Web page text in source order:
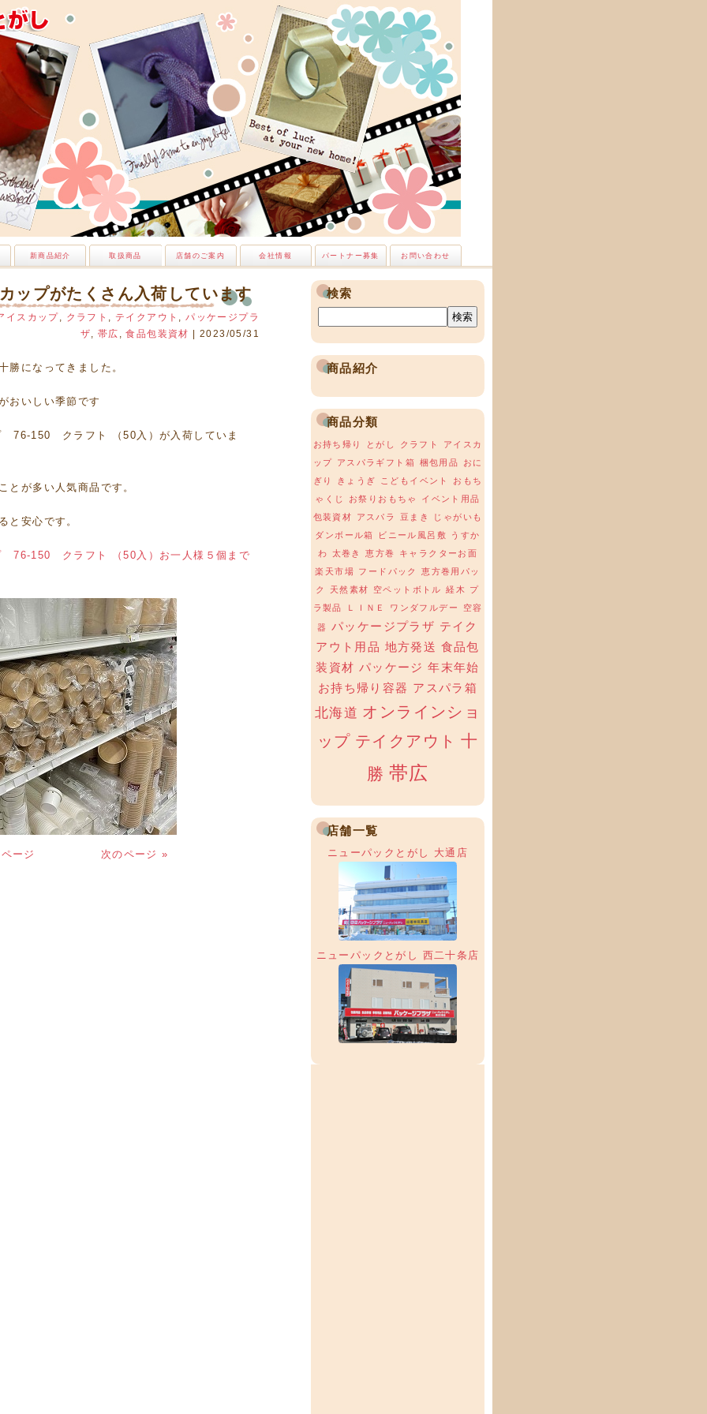
新商品紹介 取扱商品 店舗のご案内 会社情報 パートナー募集 お問い合わせ
ップがたくさん入荷しています
イスカップ, クラフト , テイクアウト ,パッケージプラ
ザ, 帯広 ,食品包装資材 | 2023/05/31
勝になってきました。
おいしい季節です
150 クラフト （50入）が入荷していま
とが多い人気商品です。
と安心です。
150 クラフト （50入）お一人様５個まで
ージ 次のページ »
検索
商品紹介
商品分類
お持ち帰り とがし クラフト
アイスカ
ップ
アスパラギフト箱 梱包用品
おに
ぎり
きょうぎ こどもイベント
おもち
ゃくじ
お祭りおもちゃ
イベント用品
包装資材
アスパラ 豆まき
じゃがいも
ダンボール箱
ビニール風呂敷
うすか
わ 太巻き 恵方巻
キャラクターお面
楽天市場 フードパック
恵方巻用パッ
ク
天然素材 空ペットボトル 経木 プ
ラ製品
ＬＩＮＥ ワンダフルデー 空容
器 パッケージプラザ テイク
アウト用品 地方発送 食品包
装資材 パッケージ 年末年始
お持ち帰り容器 アスパラ箱
北海道 オンラインショ
ップ テイクアウト 十
勝 帯広
店舗一覧
ニューパックとがし 大通店
ニューパックとがし 西二十条店